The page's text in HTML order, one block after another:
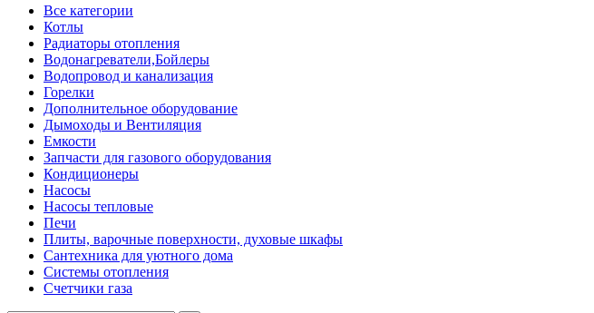
Все категории
Котлы
Радиаторы отопления
Водонагреватели,Бойлеры
Водопровод и канализация
Горелки
Дополнительное оборудование
Дымоходы и Вентиляция
Емкости
Запчасти для газового оборудования
Кондиционеры
Насосы
Насосы тепловые
Печи
Плиты, варочные поверхности, духовые шкафы
Сантехника для уютного дома
Системы отопления
Счетчики газа